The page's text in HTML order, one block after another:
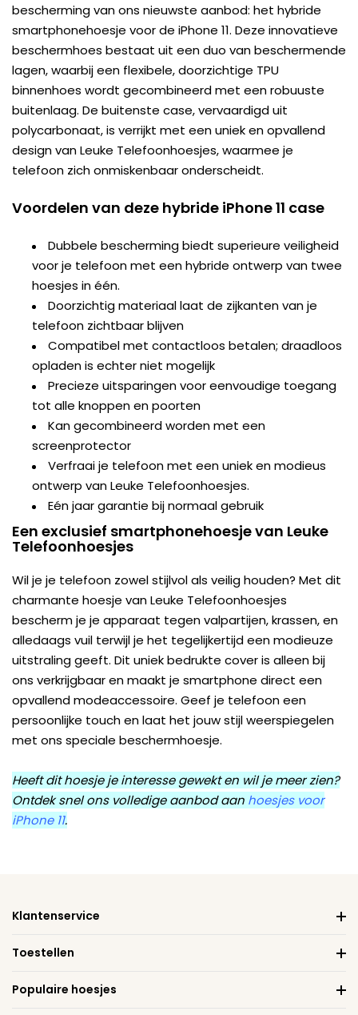
bescherming van ons nieuwste aanbod: het hybride
smartphonehoesje voor de iPhone 11. Deze innovatieve
beschermhoes bestaat uit een duo van beschermende
lagen, waarbij een flexibele, doorzichtige TPU
binnenhoes wordt gecombineerd met een robuuste
buitenlaag. De buitenste case, vervaardigd uit
polycarbonaat, is verrijkt met een uniek en opvallend
design van Leuke Telefoonhoesjes, waarmee je
telefoon zich onmiskenbaar onderscheidt.
Voordelen van deze hybride iPhone 11 case
Dubbele bescherming biedt superieure veiligheid
voor je telefoon met een hybride ontwerp van twee
hoesjes in één.
Doorzichtig materiaal laat de zijkanten van je
telefoon zichtbaar blijven
Compatibel met contactloos betalen; draadloos
opladen is echter niet mogelijk
Precieze uitsparingen voor eenvoudige toegang
tot alle knoppen en poorten
Kan gecombineerd worden met een
screenprotector
Verfraai je telefoon met een uniek en modieus
ontwerp van Leuke Telefoonhoesjes.
Eén jaar garantie bij normaal gebruik
Een exclusief smartphonehoesje van Leuke
Telefoonhoesjes
Wil je je telefoon zowel stijlvol als veilig houden? Met dit
charmante hoesje van Leuke Telefoonhoesjes
bescherm je je apparaat tegen valpartijen, krassen, en
alledaags vuil terwijl je het tegelijkertijd een modieuze
uitstraling geeft. Dit uniek bedrukte cover is alleen bij
ons verkrijgbaar en maakt je smartphone direct een
opvallend modeaccessoire. Geef je telefoon een
persoonlijke touch en laat het jouw stijl weerspiegelen
met ons speciale beschermhoesje.
Heeft dit hoesje je interesse gewekt en wil je meer zien?
Ontdek snel ons volledige aanbod aan hoesjes voor
iPhone 11.
Klantenservice
Toestellen
Populaire hoesjes